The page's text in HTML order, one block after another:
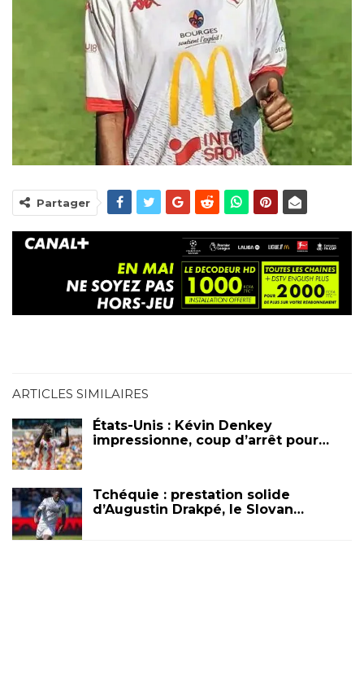
Partager
ARTICLES SIMILAIRES
États-Unis : Kévin Denkey
impressionne, coup d’arrêt pour…
Tchéquie : prestation solide
d’Augustin Drakpé, le Slovan…